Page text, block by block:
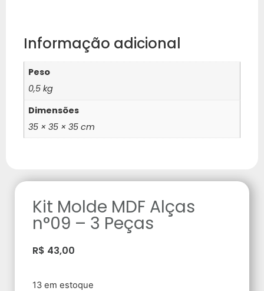
Informação adicional
Peso
0,5 kg
Dimensões
35 × 35 × 35 cm
Kit Molde MDF Alças
n°09 – 3 Peças
R$ 43,00
13 em estoque